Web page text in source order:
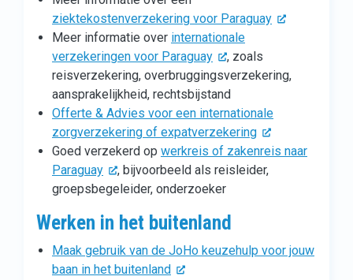
ziektekostenverzekering voor Paraguay
Meer informatie over internationale
verzekeringen voor Paraguay
, zoals
reisverzekering, overbruggingsverzekering,
aansprakelijkheid, rechtsbijstand
Offerte & Advies voor een internationale
zorgverzekering of expatverzekering
Goed verzekerd op werkreis of zakenreis naar
Paraguay
, bijvoorbeeld als reisleider,
groepsbegeleider, onderzoeker
Werken in het buitenland
Maak gebruik van de JoHo keuzehulp voor jouw
baan in het buitenland